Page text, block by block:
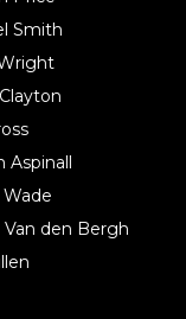
Smith
Aspinall
Van den Bergh